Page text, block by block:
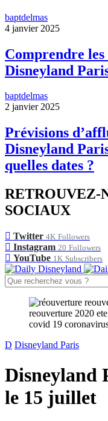
baptdelmas
4 janvier 2025
Comprendre
Disneyland
baptdelmas
2 janvier 2025
Prévisions
Disneyland
quelles dates ?
RETROUVEZ-
SOCIAUX
Twitter 4K Followers
Instagram 20 Followers
YouTube 1K Subscribers
D Disneyland Paris
Disneyland
le 15 juillet